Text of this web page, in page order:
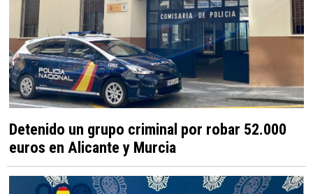
Detenido un grupo criminal por robar 52.000
euros en Alicante y Murcia